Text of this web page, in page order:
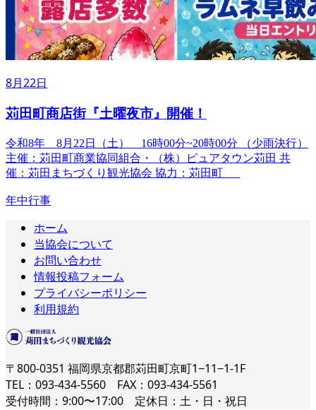
8月22日
苅田町商店街『土曜夜市』開催！
令和8年 8月22日（土） 16時00分~20時00分 （少雨決行）
主催：苅田町商業協同組合・（株）ピュアタウン苅田 共
催：苅田まちづくり観光協会 協力：苅田町
年中行事
ホーム
当協会について
お問い合わせ
情報投稿フォーム
プライバシーポリシー
利用規約
〒800-0351 福岡県京都郡苅田町京町1−11−1-1F
TEL：093-434-5560 FAX：093-434-5561
受付時間：9:00〜17:00 定休日：土・日・祝日